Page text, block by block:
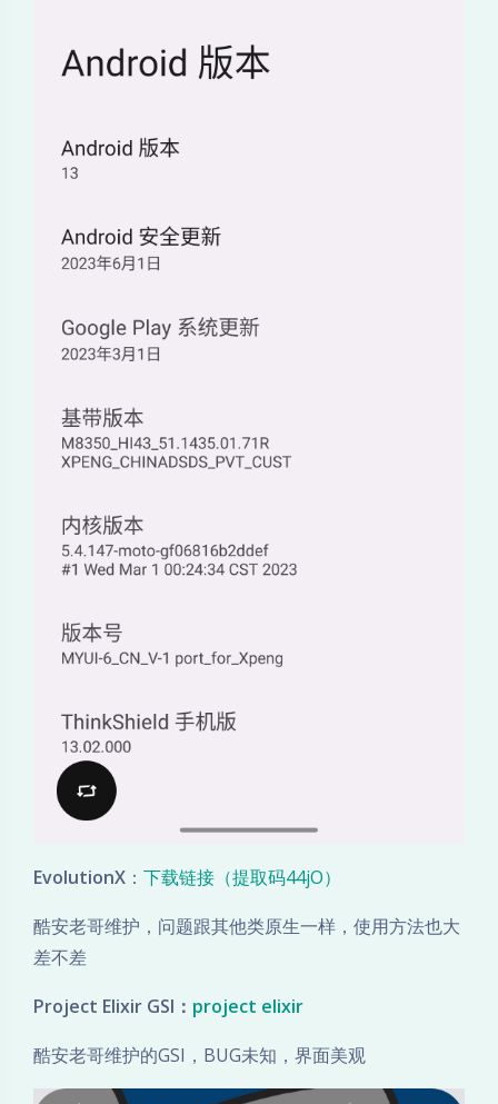
EvolutionX ： 下载链接（提取码44jO）
酷安老哥维护，问题跟其他类原生一样，使用方法也大
差不差
Project Elixir GSI： project elixir
酷安老哥维护的GSI，BUG未知，界面美观